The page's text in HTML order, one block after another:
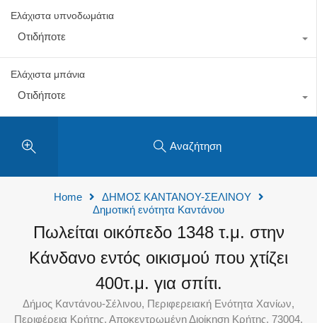
Ελάχιστα υπνοδωμάτια
Οτιδήποτε
Ελάχιστα μπάνια
Οτιδήποτε
Αναζήτηση
Home
ΔΗΜΟΣ ΚΑΝΤΑΝΟΥ-ΣΕΛΙΝΟΥ
Δημοτική ενότητα Καντάνου
Πωλείται οικόπεδο 1348 τ.μ. στην
Κάνδανο εντός οικισμού που χτίζει
400τ.μ. για σπίτι.
Δήμος Καντάνου-Σέλινου, Περιφερειακή Ενότητα Χανίων,
Περιφέρεια Κρήτης, Αποκεντρωμένη Διοίκηση Κρήτης, 73004,